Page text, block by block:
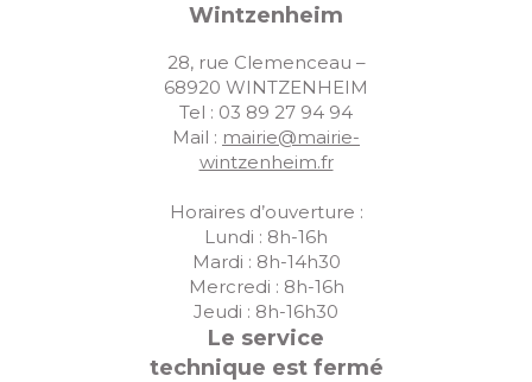
Wintzenheim
28, rue Clemenceau –
68920 WINTZENHEIM
Tel : 03 89 27 94 94
Mail : mairie@mairie-
wintzenheim.fr
Horaires d’ouverture :
Lundi : 8h-16h
Mardi : 8h-14h30
Mercredi : 8h-16h
Jeudi : 8h-16h30
Le service
technique est fermé